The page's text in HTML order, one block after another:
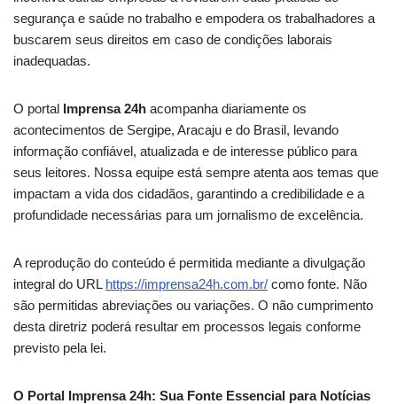
segurança e saúde no trabalho e empodera os trabalhadores a
buscarem seus direitos em caso de condições laborais
inadequadas.
O portal Imprensa 24h acompanha diariamente os
acontecimentos de Sergipe, Aracaju e do Brasil, levando
informação confiável, atualizada e de interesse público para
seus leitores. Nossa equipe está sempre atenta aos temas que
impactam a vida dos cidadãos, garantindo a credibilidade e a
profundidade necessárias para um jornalismo de excelência.
A reprodução do conteúdo é permitida mediante a divulgação
integral do URL https://imprensa24h.com.br/ como fonte. Não
são permitidas abreviações ou variações. O não cumprimento
desta diretriz poderá resultar em processos legais conforme
previsto pela lei.
O Portal Imprensa 24h: Sua Fonte Essencial para Notícias